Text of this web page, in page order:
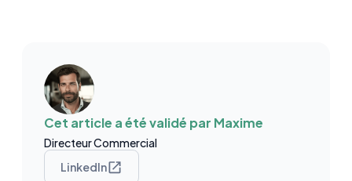
Cet article a été validé par Maxime
Directeur Commercial
LinkedIn